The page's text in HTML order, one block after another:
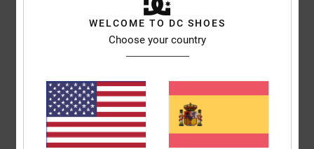
Reseñas de los clientes
Puntuación media
5.0
WELCOME TO DC SHOES
Choose your country